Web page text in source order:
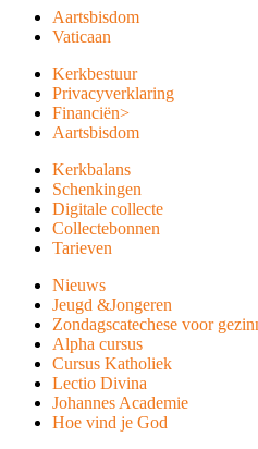
Aartsbisdom
Vaticaan
Kerkbestuur
Privacyverklaring
Financiën>
Aartsbisdom
Kerkbalans
Schenkingen
Digitale collecte
Collectebonnen
Tarieven
Nieuws
Jeugd &Jongeren
Zondagscatechese voor
Alpha cursus
Cursus Katholiek
Lectio Divina
Johannes Academie
Hoe vind je God